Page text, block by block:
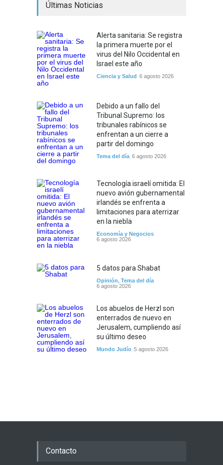
Últimas Noticias
Alerta sanitaria: Se registra
la primera muerte por el
virus del Nilo Occidental en
Israel este año
Ciencia y Salud 6 agosto 2026
Debido a un fallo del
Tribunal Supremo: los
tribunales rabínicos se
enfrentan a un cierre a
partir del domingo
Tema del día 6 agosto 2026
Tecnología israelí omitida: El
nuevo avión gubernamental
irlandés se enfrenta a
limitaciones para aterrizar
en la niebla
Economía y Negocios
6 agosto 2026
5 datos para Shabat
Opinión, Tema del día
6 agosto 2026
Los abuelos de Herzl son
enterrados de nuevo en
Jerusalem, cumpliendo así
su último deseo
Mundo Judío 5 agosto 2026
Contacto